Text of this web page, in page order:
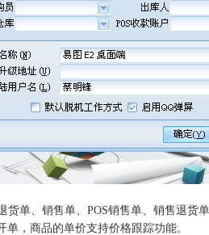
货单、销售单、 POS销售单、销售退货
，商品的单价支持价格跟踪功能。